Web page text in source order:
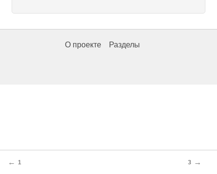
О проекте Разделы
← 1 3 →